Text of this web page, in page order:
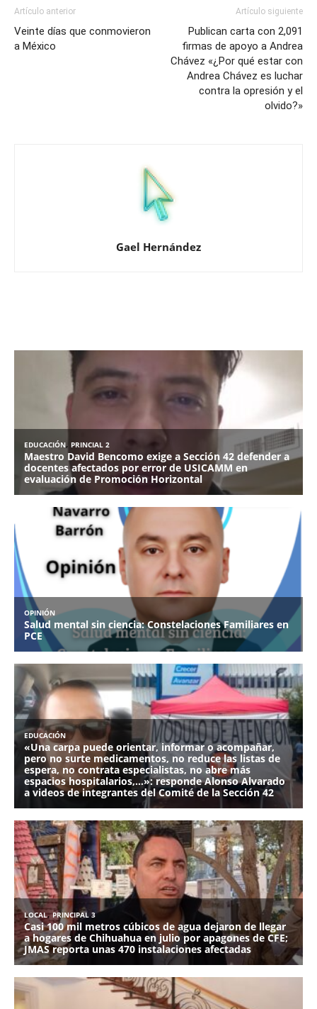
Artículo anterior
Veinte días que conmovieron
a México
Artículo siguiente
Publican carta con 2,091
firmas de apoyo a Andrea
Chávez «¿Por qué estar con
Andrea Chávez es luchar
contra la opresión y el
olvido?»
Gael Hernández